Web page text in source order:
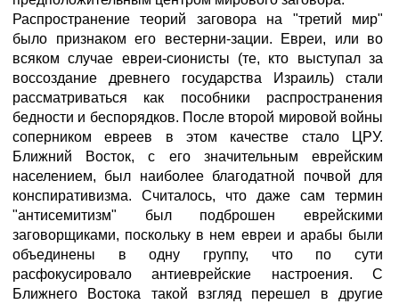
Распространение теорий заговора на "третий мир"
было признаком его вестерни-зации. Евреи, или во
всяком случае евреи-сионисты (те, кто выступал за
воссоздание древнего государства Израиль) стали
рассматриваться как пособники распространения
бедности и беспорядков. После второй мировой войны
соперником евреев в этом качестве стало ЦРУ.
Ближний Восток, с его значительным еврейским
населением, был наиболее благодатной почвой для
конспиративизма. Считалось, что даже сам термин
"антисемитизм" был подброшен еврейскими
заговорщиками, поскольку в нем евреи и арабы были
объединены в одну группу, что по сути
расфокусировало антиеврейские настроения. С
Ближнего Востока такой взгляд перешел в другие